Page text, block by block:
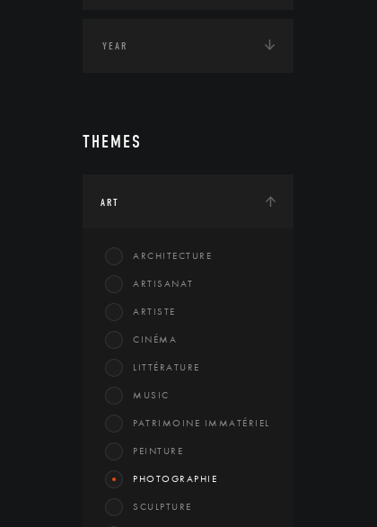
THEMES
ART
ARCHITECTURE
ARTISANAT
ARTISTE
CINÉMA
LITTÉRATURE
MUSIC
PATRIMOINE IMMATÉRIEL
PEINTURE
PHOTOGRAPHIE
SCULPTURE